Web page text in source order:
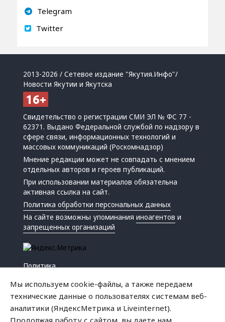
Telegram
Twitter
2013-2026 / Сетевое издание "Якутия.Инфо"/
Новости Якутии и Якутска
Свидетельство о регистрации СМИ ЭЛ № ФС 77 -
62371. Выдано Федеральной службой по надзору в
сфере связи, информационных технологий и
массовых коммуникаций (Роскомнадзор)
Мнение редакции может не совпадать с мнением
отдельных авторов и героев публикаций.
При использовании материалов обязательна
активная ссылка на сайт.
Политика обработки персональных данных
На сайте возможны упоминанияиноагентов и
запрещенных организаций
Политика
Мы используем cookie-файлы, а также передаем
технические данные о пользователях системам веб-
аналитики (ЯндексМетрика и Liveinternet).
Продолжая работу с сайтом, вы даете нам